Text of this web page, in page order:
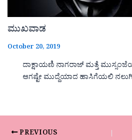
ಮುಖವಾಡ
October 20, 2019
ದಾಕ್ಷಾಯಣಿ ನಾಗರಾಜ್ ಮತ್ತೆ
ಆಗಷ್ಟೇ ಮುದ್ದೆಯಾದ ಹಾಸಿಗೆಯಲಿ
PREVIOUS